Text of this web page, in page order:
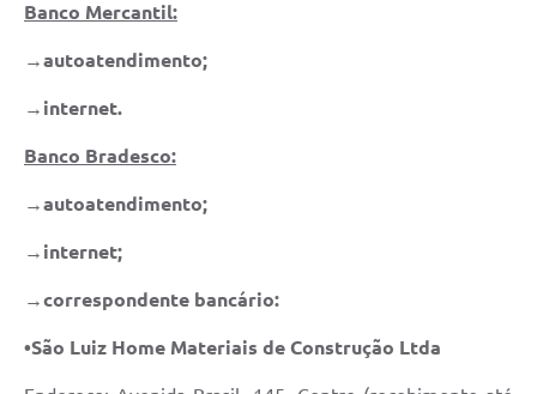
FAQ - Perguntas frequentes
Contato
Banco Mercantil:
→autoatendimento;
→internet.
Banco Bradesco:
→autoatendimento;
→internet;
→correspondente bancário:
•São Luiz Home Materiais de Construção Ltda